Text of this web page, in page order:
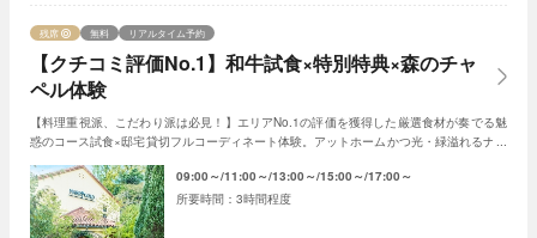
【クチコミ評価No.1】和牛試食×特別特典×森のチャ
ペル体験
残席 無料 リアルタイム予約
【料理重視派、こだわり派は必見！】エリアNo.1の評価を獲得した厳選食材が奏でる魅
惑のコース試食×邸宅貸切フルコーディネート体験。アットホームかつ光・緑溢れるナチ
09:00～ 11:00～ 13:00～ 15:00～ 17:00～
3時間程度